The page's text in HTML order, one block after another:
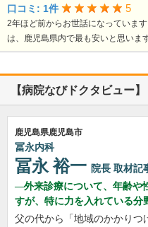
口コミ: 1件 5
2年ほど前からお世話になっていま
は、鹿児島県内で最も安いと思いま
【病院なびドクタビュー
鹿児島県鹿児島市
冨永内科
冨永 裕一 院長 取材記
外来診療について、年齢や
すが、特に力を入れている分
父の代から「地域のかかりつ